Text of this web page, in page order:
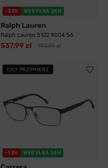
-33% WYSYŁKA 24H
Ralph Lauren
Ralph Lauren 5122 9004 56
537,99 zł 797,99 zł
PRZYMIERZ
-13% WYSYŁKA 24H